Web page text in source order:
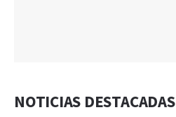
NOTICIAS DESTACADAS